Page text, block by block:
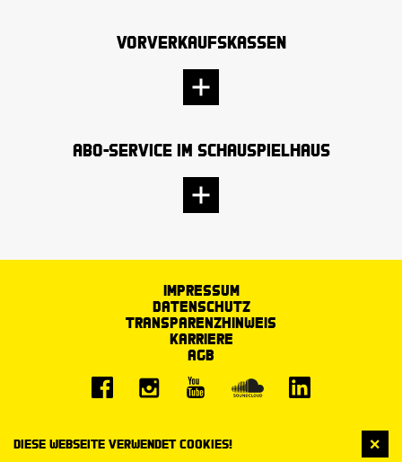
Diese Webseite verwendet Cookies!
Vorverkaufskassen
Abo-Service im Schauspielhaus
Impressum
Datenschutz
Transparenzhinweis
Karriere
AGB